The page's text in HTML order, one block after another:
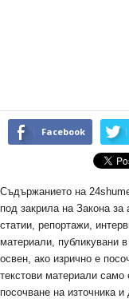
Facebook
Съдържанието на
под закрила на Закона
статии, репортажи,
материали, публикувани
освен, ако изрично е
текстови материали
посочване на източника